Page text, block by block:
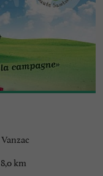
Vanzac
8,0 km